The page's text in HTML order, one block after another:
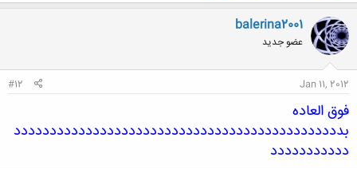
balerina2001
عضو جدید
Jan 11, 2012
#12
فوق العاده
بدددددددددددددددددددددددددددددددددددددددددددددد
ددددددددددد